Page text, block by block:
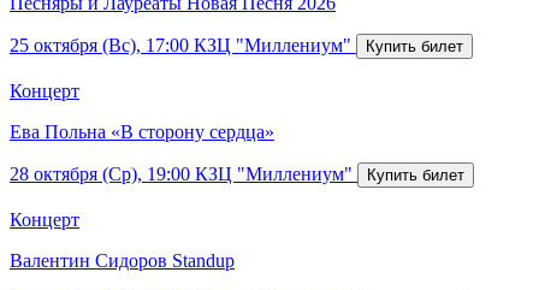
25 октября (Вс), 17:00 КЗЦ "Миллениум"
Концерт
Ева Польна «В сторону сердца»
28 октября (Ср), 19:00 КЗЦ "Миллениум"
Концерт
Валентин Сидоров Standup